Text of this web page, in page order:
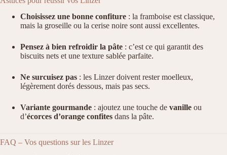
Choisissez une bonne confiture : la framboise est classique,
mais la groseille ou la cerise noire sont aussi excellentes.
Pensez à bien refroidir la pâte : c’est ce qui garantit des
biscuits nets et une texture sablée parfaite.
Ne surcuisez pas : les Linzer doivent rester moelleux,
légèrement dorés dessous, mais pas secs.
Variante gourmande : ajoutez une touche de vanille ou
d’écorces d’orange confites dans la pâte.
FAQ – Vos questions sur les Linzer